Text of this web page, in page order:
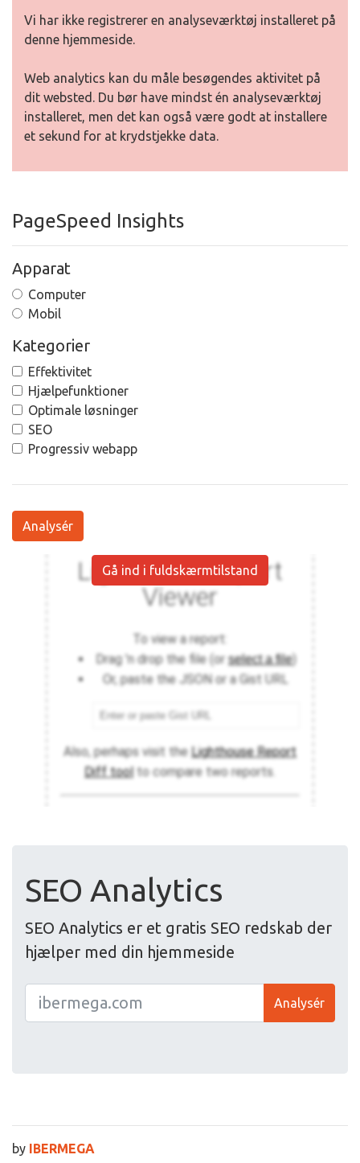
Vi har ikke registrerer en analyseværktøj installeret på
denne hjemmeside.
Web analytics kan du måle besøgendes aktivitet på
dit websted. Du bør have mindst én analyseværktøj
installeret, men det kan også være godt at installere
et sekund for at krydstjekke data.
PageSpeed Insights
Apparat
Computer
Mobil
Kategorier
Effektivitet
Hjælpefunktioner
Optimale løsninger
SEO
Progressiv webapp
Analysér
Gå ind i fuldskærmtilstand
SEO Analytics
SEO Analytics er et gratis SEO redskab der
hjælper med din hjemmeside
Analysér
by IBERMEGA